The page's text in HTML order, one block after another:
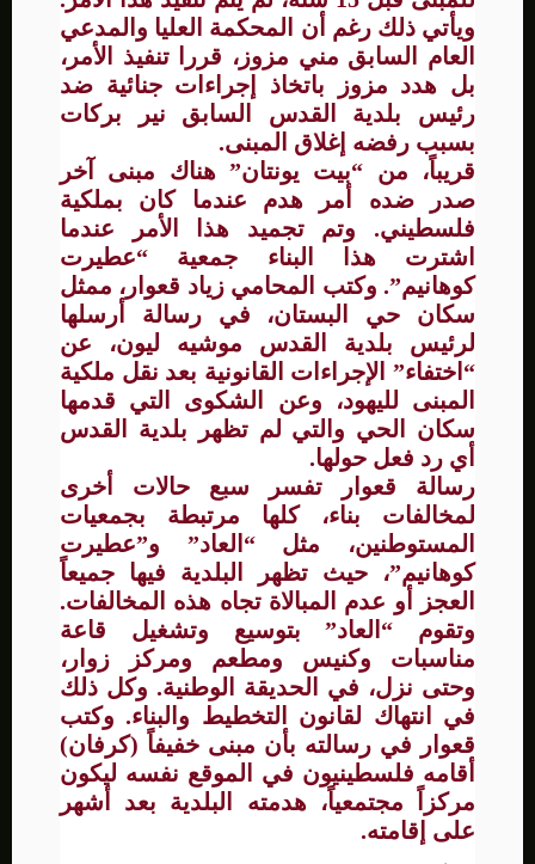
ويأتي ذلك رغم أن المحكمة العليا والمدعي
العام السابق مني مزوز، قررا تنفيذ الأمر،
بل هدد مزوز باتخاذ إجراءات جنائية ضد
رئيس بلدية القدس السابق نير بركات
بسبب رفضه إغلاق المبنى.
قريباً، من “بيت يونتان” هناك مبنى آخر
صدر ضده أمر هدم عندما كان بملكية
فلسطيني. وتم تجميد هذا الأمر عندما
اشترت هذا البناء جمعية “عطيرت
كوهانيم”. وكتب المحامي زياد قعوار، ممثل
سكان حي البستان، في رسالة أرسلها
لرئيس بلدية القدس موشيه ليون، عن
“اختفاء” الإجراءات القانونية بعد نقل ملكية
المبنى لليهود، وعن الشكوى التي قدمها
سكان الحي والتي لم تظهر بلدية القدس
أي رد فعل حولها.
رسالة قعوار تفسر سبع حالات أخرى
لمخالفات بناء، كلها مرتبطة بجمعيات
المستوطنين، مثل “العاد” و”عطيرت
كوهانيم”، حيث تظهر البلدية فيها جميعاً
العجز أو عدم المبالاة تجاه هذه المخالفات.
وتقوم “العاد” بتوسيع وتشغيل قاعة
مناسبات وكنيس ومطعم ومركز زوار،
وحتى نزل، في الحديقة الوطنية. وكل ذلك
في انتهاك لقانون التخطيط والبناء. وكتب
قعوار في رسالته بأن مبنى خفيفاً (كرفان)
أقامه فلسطينيون في الموقع نفسه ليكون
مركزاً مجتمعياً، هدمته البلدية بعد أشهر
على إقامته.